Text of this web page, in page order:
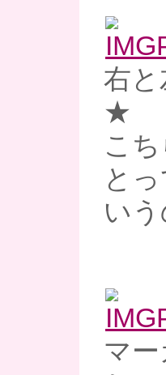
右
★
こ
と
い
マ